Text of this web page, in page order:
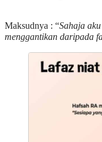
Maksudnya : “Sahaja
menggantikan daripada